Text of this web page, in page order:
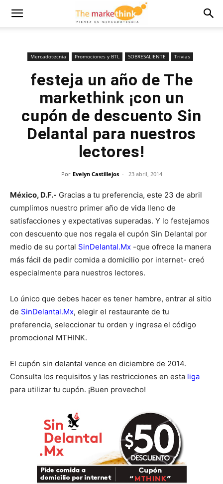
Mercadotecnia Promociones y BTL SOBRESALIENTE Trivias
festeja un año de The
markethink ¡con un
cupón de descuento Sin
Delantal para nuestros
lectores!
Por Evelyn Castillejos - 23 abril, 2014
México, D.F.- Gracias a tu preferencia, este 23 de abril
cumplimos nuestro primer año de vida lleno de
satisfacciones y expectativas superadas. Y lo festejamos
con descuento que nos regala el cupón Sin Delantal por
medio de su portal SinDelantal.Mx -que ofrece la manera
más fácil de pedir comida a domicilio por internet- creó
especialmente para nuestros lectores.
Lo único que debes hacer es tener hambre, entrar al sitio
de SinDelantal.Mx, elegir el restaurante de tu
preferencia, seleccionar tu orden y ingresa el código
promocional MTHINK.
El cupón sin delantal vence en diciembre de 2014.
Consulta los requisitos y las restricciones en esta liga
para utilizar tu cupón. ¡Buen provecho!